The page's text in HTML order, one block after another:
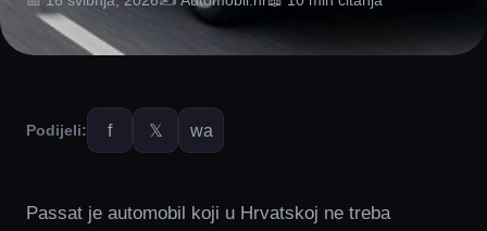
Podijeli: f 𝕏 wa
Passat je automobil koji u Hrvatskoj ne treba